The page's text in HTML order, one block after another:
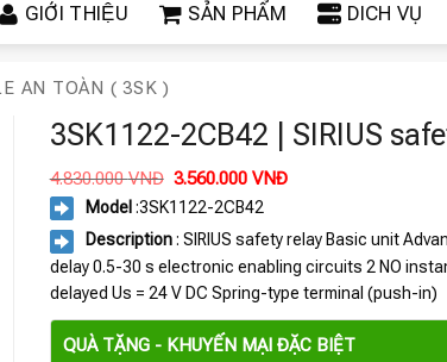
GIỚI THIỆU SẢN PHẨM DICH VỤ
AN TOÀN ( 3SK )
3SK1122-2CB42 | SIRIUS
4.830.000VNĐ Giá
gốc
là:
4.830.000 VNĐ.
3.560.000VNĐGiá
là:
3.560.000 VNĐ.
Model :3SK1122-2CB42
Description: SIRIUS safety relay Basic unit
delay 0.5-30 s electronic enabling circuits 2 NO
delayed Us = 24 V DC Spring-type terminal (push-in)
QUÀ TẶNG - KHUYẾN MẠI ĐẶC BIỆT